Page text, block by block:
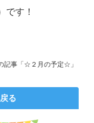
です！
事「 ☆２月の予定☆ 」
る